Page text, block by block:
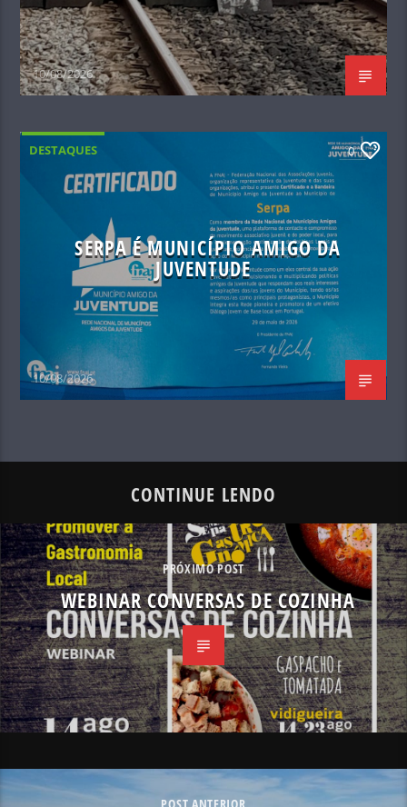
10/08/2026
DESTAQUES 0
SERPA É MUNICÍPIO AMIGO DA
JUVENTUDE
10/08/2026
CONTINUE LENDO
PRÓXIMO POST
WEBINAR CONVERSAS DE COZINHA